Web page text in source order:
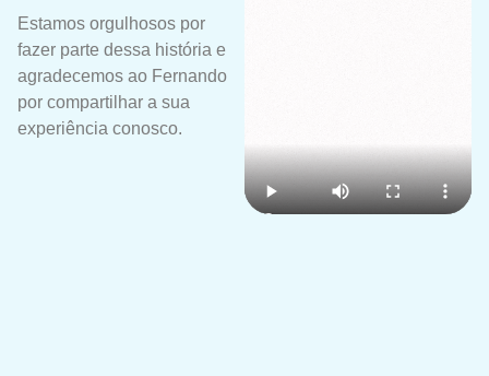
Estamos orgulhosos por
fazer parte dessa história e
agradecemos ao Fernando
por compartilhar a sua
experiência conosco.